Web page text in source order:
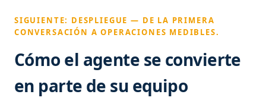
SIGUIENTE: DESPLIEGUE — DE LA PRIMERA
CONVERSACIÓN A OPERACIONES MEDIBLES.
Cómo el agente se convierte
en parte de su equipo